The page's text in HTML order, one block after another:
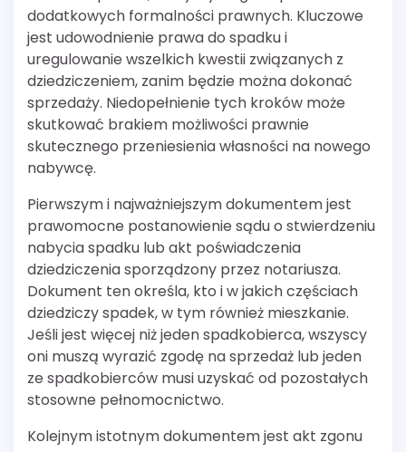
dodatkowych formalności prawnych. Kluczowe
jest udowodnienie prawa do spadku i
uregulowanie wszelkich kwestii związanych z
dziedziczeniem, zanim będzie można dokonać
sprzedaży. Niedopełnienie tych kroków może
skutkować brakiem możliwości prawnie
skutecznego przeniesienia własności na nowego
nabywcę.
Pierwszym i najważniejszym dokumentem jest
prawomocne postanowienie sądu o stwierdzeniu
nabycia spadku lub akt poświadczenia
dziedziczenia sporządzony przez notariusza.
Dokument ten określa, kto i w jakich częściach
dziedziczy spadek, w tym również mieszkanie.
Jeśli jest więcej niż jeden spadkobierca, wszyscy
oni muszą wyrazić zgodę na sprzedaż lub jeden
ze spadkobierców musi uzyskać od pozostałych
stosowne pełnomocnictwo.
Kolejnym istotnym dokumentem jest akt zgonu